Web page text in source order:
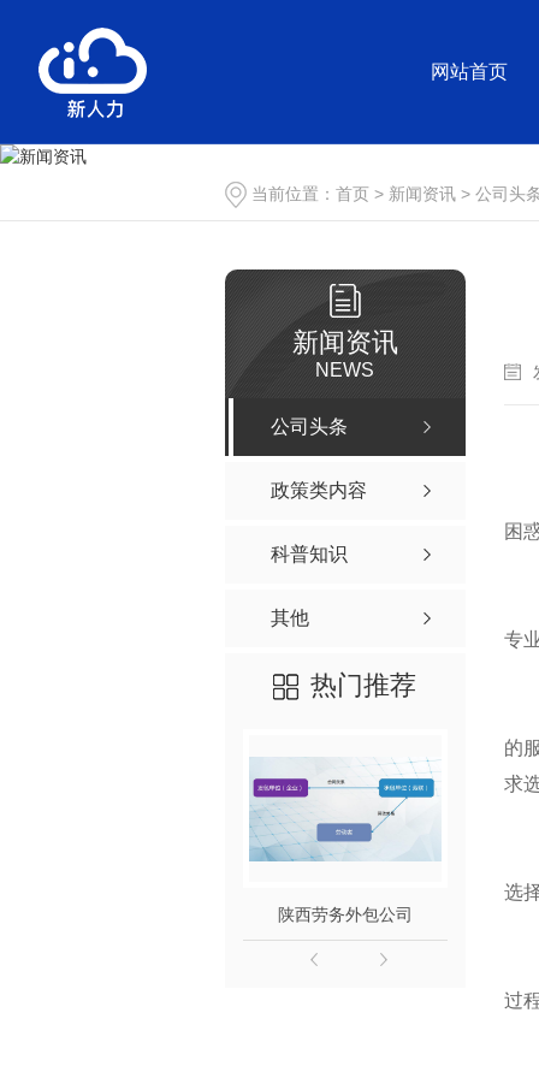
网站首页
当前位置： 首页 > 新闻资讯 > 公司头
新闻资讯
NEWS
公司头条
政策类内容
科普知识
其他
热门推荐
陕西劳务外包公司
困
专
的
求
选
过